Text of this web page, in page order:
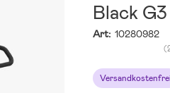
Black G3
Art: 10280982
Versandkostenfrei